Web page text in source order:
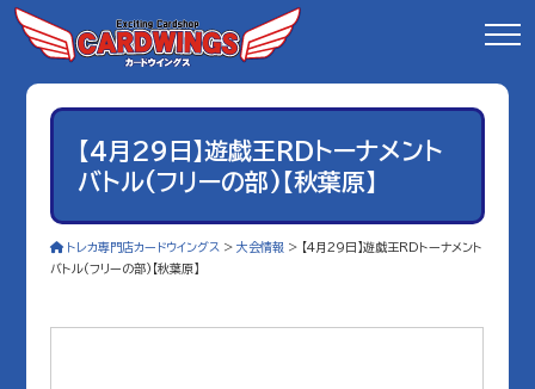
【4月29日】遊戯王RDトーナメント
バトル(フリーの部)【秋葉原】
トレカ専門店カードウイングス >大会情報 > 【4月29日】遊戯王RDトーナメント
バトル(フリーの部)【秋葉原】